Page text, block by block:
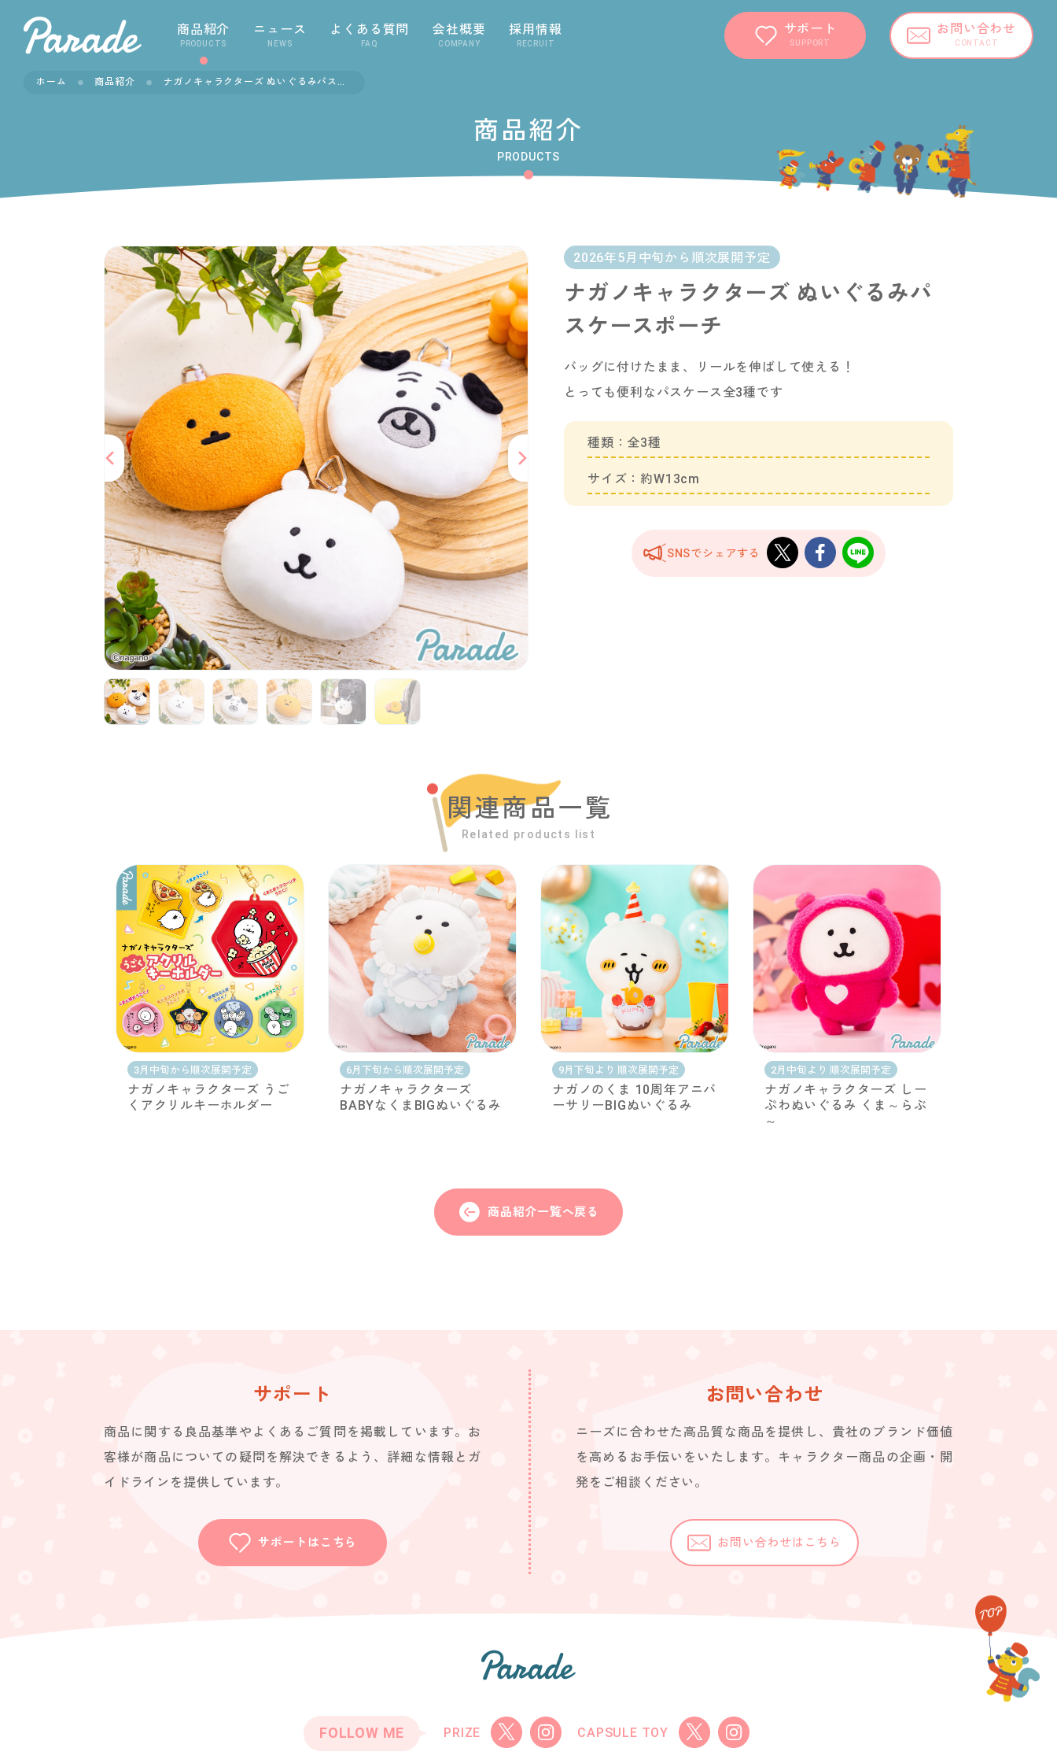
商品紹介
PRODUCTS
ニュース
NEWS
よくある質問
FAQ
会社概要
COMPANY
採用情報
RECRUIT
サポート
SUPPORT
お問い合わせ
CONTACT
ホーム 商品紹介 ナガノキャラクターズ ぬいぐるみパスケースポーチ
商品紹介
PRODUCTS
2026年5月中旬から順次展開予定
ナガノキャラクターズ ぬいぐるみパ
スケースポーチ
バッグに付けたまま、リールを伸ばして使える！
とっても便利なパスケース全3種です
種類：全3種
サイズ：約W13cm
SNSでシェアする
関連商品一覧
Related products list
3月中旬から順次展開予定
ナガノキャラクターズ うご
くアクリルキーホルダー
6月下旬から順次展開予定
ナガノキャラクターズ
BABYなくまBIGぬいぐるみ
9月下旬より 順次展開予定
ナガノのくま 10周年アニバ
ーサリーBIGぬいぐるみ
2月中旬より 順次展開予定
ナガノキャラクターズ しー
ぷわぬいぐるみ くま～らぶ
～
商品紹介一覧へ戻る
サポート
商品に関する良品基準やよくあるご質問を掲載しています。お
客様が商品についての疑問を解決できるよう、詳細な情報とガ
イドラインを提供しています。
サポートはこちら
お問い合わせ
ニーズに合わせた高品質な商品を提供し、貴社のブランド価値
を高めるお手伝いをいたします。キャラクター商品の企画・開
発をご相談ください。
お問い合わせはこちら
FOLLOW ME PRIZE CAPSULE TOY